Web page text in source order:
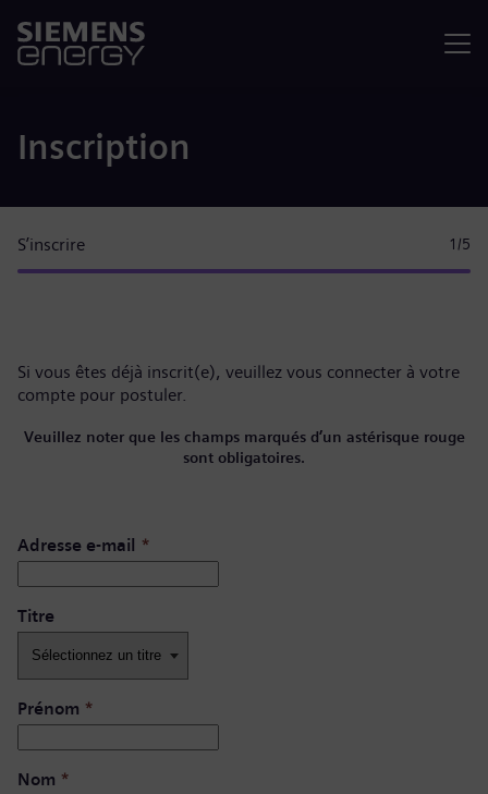
Inscription
S’inscrire 1 /5
Si vous êtes déjà inscrit(e), veuillez vous connecter à votre
compte pour postuler.
Veuillez noter que les champs marqués d’un astérisque rouge
sont obligatoires.
Adresse e-mail *
Titre
Prénom *
Nom *